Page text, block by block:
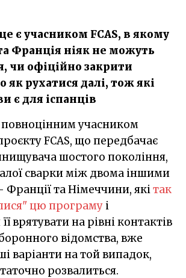
є учасником FCAS, в якому
Франція ніяк не можуть
чи офіційно закрити
як рухатися далі, тож які
є для іспанців
FCAS, що передбачає
шостого покоління,
сварки між двома іншими
та Німеччини, якітак
цю програму і
врятувати на рівні контактів
відомства, вже
варіанти на той випадок,
розвалиться.